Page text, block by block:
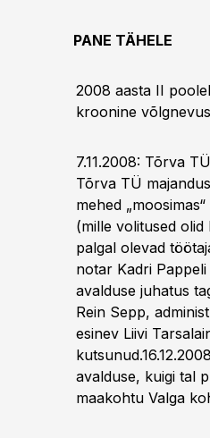
PANE TÄHELE
2008 aasta II
kroonine
7.11.2008: Tõrva
Tõrva TÜ
mehed
(mille volitused
palgal olevad
notar Kadri
avalduse juhatus
Rein Sepp,
esinev Liivi
avalduse, kuigi tal
maakohtu Valga